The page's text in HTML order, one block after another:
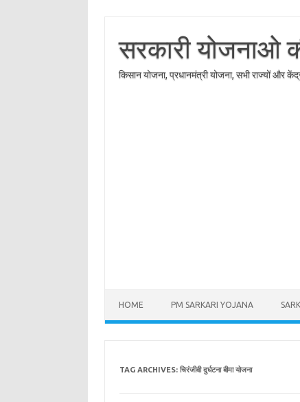
content
सरकारी योजनाओ
किसान योजना, प्रधानमंत्री योजना, सभी राज्यों और
HOME PM SARKARI YOJANA
TAG ARCHIVES: चिरंजीवी दुर्घटना बीमा योजना